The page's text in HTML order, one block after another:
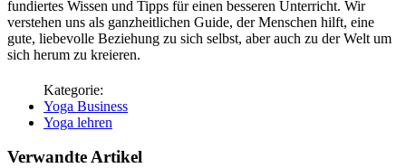
fundiertes Wissen und Tipps für einen besseren Unterricht. Wir
verstehen uns als ganzheitlichen Guide, der Menschen hilft, eine
gute, liebevolle Beziehung zu sich selbst, aber auch zu der Welt um
sich herum zu kreieren.
Yoga Business
Yoga lehren
Verwandte Artikel